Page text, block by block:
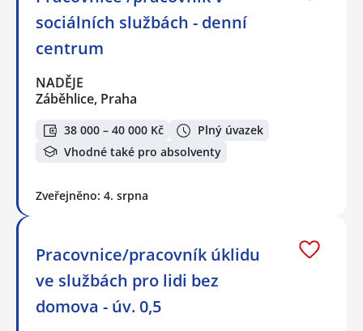
sociálních službách - denní
centrum
NADĚJE
Záběhlice, Praha
38 000 – 40 000 Kč
Plný úvazek
Vhodné také pro absolventy
Zveřejněno: 4. srpna
Pracovnice/pracovník úklidu
ve službách pro lidi bez
domova - úv. 0,5